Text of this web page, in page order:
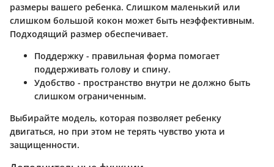
размеры вашего ребенка. Слишком маленький или
слишком большой кокон может быть неэффективным.
Подходящий размер обеспечивает.
Поддержку - правильная форма помогает
поддерживать голову и спину.
Удобство - пространство внутри не должно быть
слишком ограниченным.
Выбирайте модель, которая позволяет ребенку
двигаться, но при этом не терять чувство уюта и
защищенности.